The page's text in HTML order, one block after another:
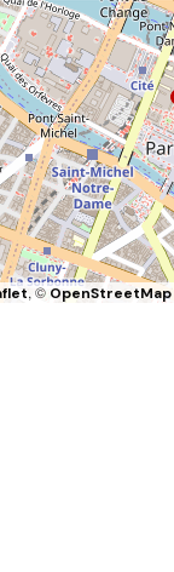
, ©OpenStreetMap